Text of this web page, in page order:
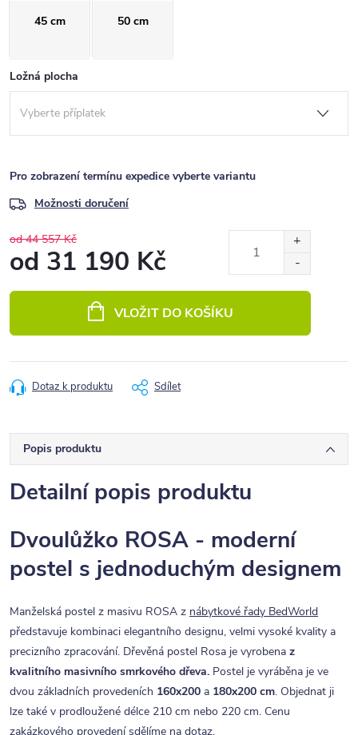
45 cm 50 cm
Ložná plocha
Pro zobrazení termínu expedice vyberte variantu
Možnosti doručení
od 44 557 Kč
od 31 190 Kč
VLOŽIT DO KOŠÍKU
Dotaz k produktu Sdílet
Popis produktu
Detailní popis produktu
Dvoulůžko ROSA - moderní
postel s jednoduchým designem
Manželská postel z masivu ROSA z nábytkové řady BedWorld
představuje kombinaci elegantního designu, velmi vysoké kvality a
precizního zpracování. Dřevěná postel Rosa je vyrobena z
kvalitního masivního smrkového dřeva. Postel je vyráběna je ve
dvou základních provedeních 160x200 a 180x200 cm. Objednat ji
lze také v prodloužené délce 210 cm nebo 220 cm. Cenu
zakázkového provedení sdělíme na dotaz.